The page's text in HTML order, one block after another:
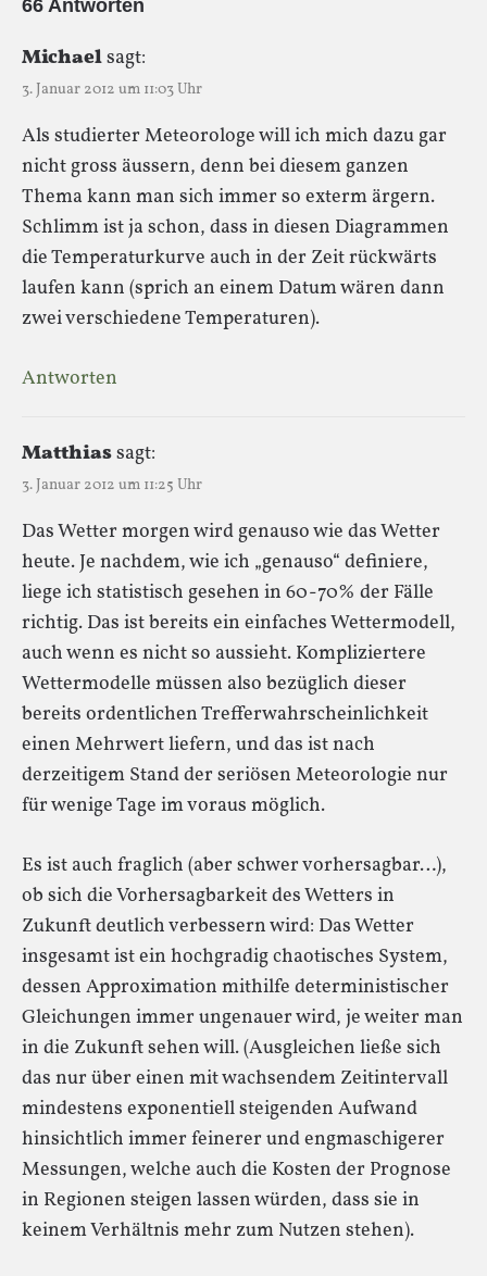
66 Antworten
Michaelsagt:
3. Januar 2012 um 11:03 Uhr
Als studierter Meteorologe will ich mich dazu gar
nicht gross äussern, denn bei diesem ganzen
Thema kann man sich immer so exterm ärgern.
Schlimm ist ja schon, dass in diesen Diagrammen
die Temperaturkurve auch in der Zeit rückwärts
laufen kann (sprich an einem Datum wären dann
zwei verschiedene Temperaturen).
Antworten
Matthiassagt:
3. Januar 2012 um 11:25 Uhr
Das Wetter morgen wird genauso wie das Wetter
heute. Je nachdem, wie ich „genauso“ definiere,
liege ich statistisch gesehen in 60-70% der Fälle
richtig. Das ist bereits ein einfaches Wettermodell,
auch wenn es nicht so aussieht. Kompliziertere
Wettermodelle müssen also bezüglich dieser
bereits ordentlichen Trefferwahrscheinlichkeit
einen Mehrwert liefern, und das ist nach
derzeitigem Stand der seriösen Meteorologie nur
für wenige Tage im voraus möglich.
Es ist auch fraglich (aber schwer vorhersagbar…),
ob sich die Vorhersagbarkeit des Wetters in
Zukunft deutlich verbessern wird: Das Wetter
insgesamt ist ein hochgradig chaotisches System,
dessen Approximation mithilfe deterministischer
Gleichungen immer ungenauer wird, je weiter man
in die Zukunft sehen will. (Ausgleichen ließe sich
das nur über einen mit wachsendem Zeitintervall
mindestens exponentiell steigenden Aufwand
hinsichtlich immer feinerer und engmaschigerer
Messungen, welche auch die Kosten der Prognose
in Regionen steigen lassen würden, dass sie in
keinem Verhältnis mehr zum Nutzen stehen).